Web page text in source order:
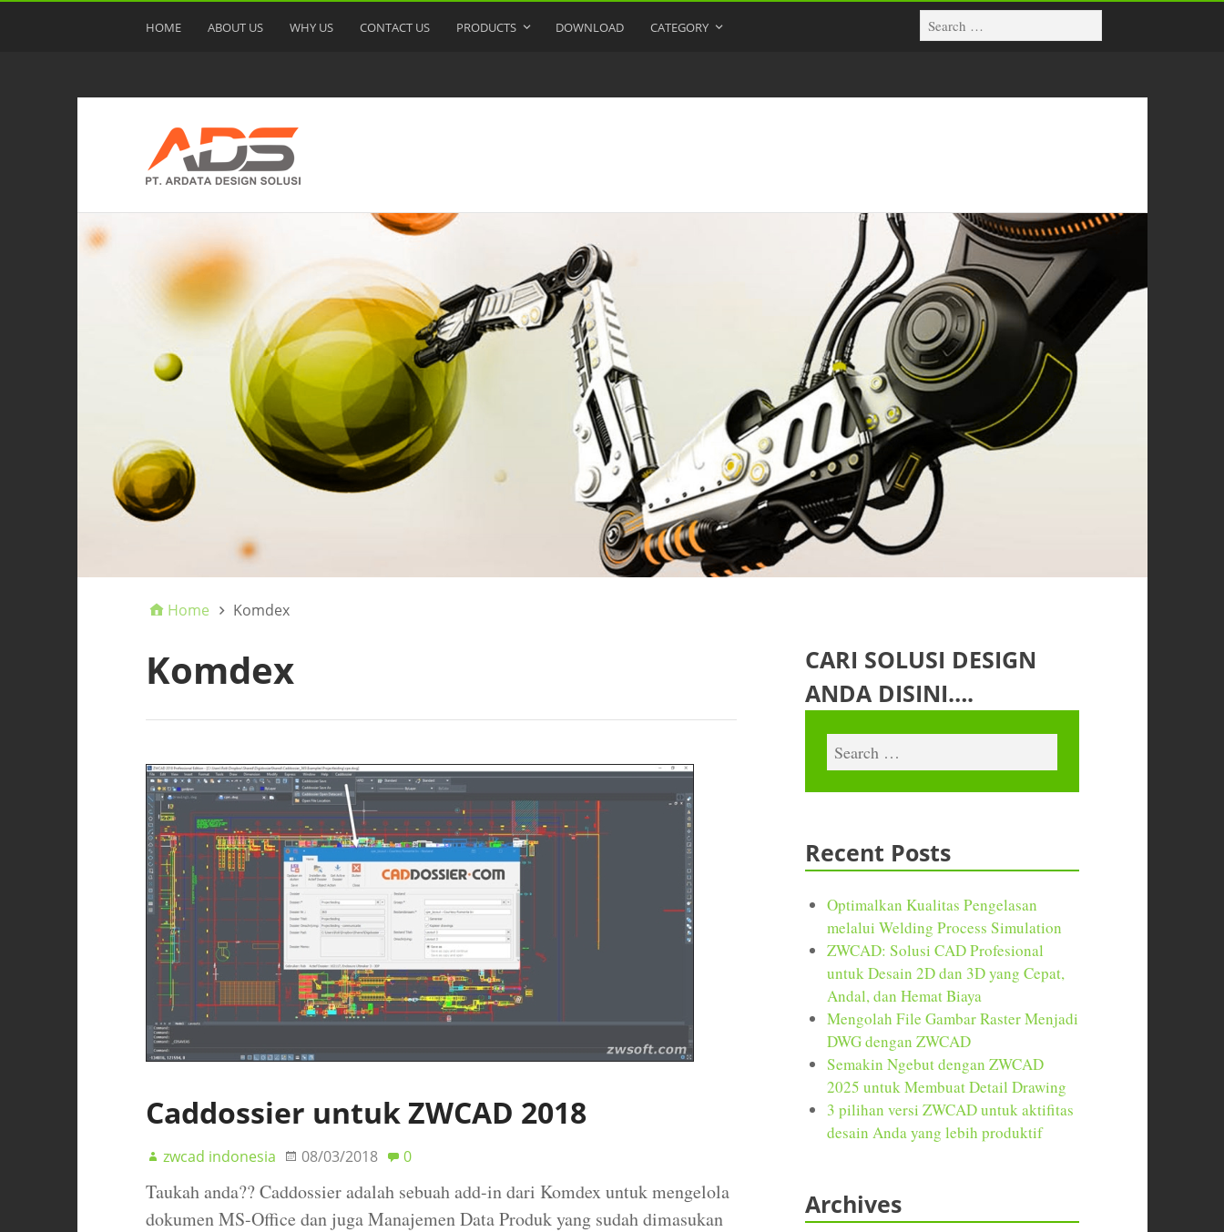
HOME ABOUT US WHY US CONTACT US PRODUCTS DOWNLOAD CATEGORY
Home Komdex
Komdex
Caddossier untuk ZWCAD 2018
zwcad indonesia 08/03/2018 0
Taukah anda?? Caddossier adalah sebuah add-in dari Komdex untuk mengelola
dokumen MS-Office dan juga Manajemen Data Produk yang sudah dimasukan
CARI SOLUSI DESIGN
ANDA DISINI….
Recent Posts
Optimalkan Kualitas Pengelasan
melalui Welding Process Simulation
ZWCAD: Solusi CAD Profesional
untuk Desain 2D dan 3D yang Cepat,
Andal, dan Hemat Biaya
Mengolah File Gambar Raster Menjadi
DWG dengan ZWCAD
Semakin Ngebut dengan ZWCAD
2025 untuk Membuat Detail Drawing
3 pilihan versi ZWCAD untuk aktifitas
desain Anda yang lebih produktif
Archives